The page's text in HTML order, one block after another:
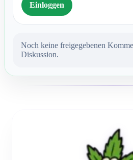
Einloggen
Noch keine freigegebenen
Diskussion.